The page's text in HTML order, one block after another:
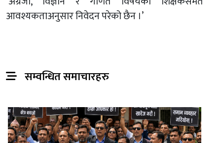
आवश्यकताअनुसार निवेदन परेको छैन ।’
सम्वन्धित समाचारहरु